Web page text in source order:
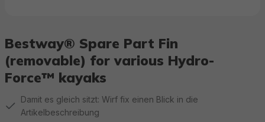
Bestway® Spare Part Fin
(removable) for various Hydro-
Force™ kayaks
Damit es gleich sitzt: Wirf fix einen Blick in die
Artikelbeschreibung